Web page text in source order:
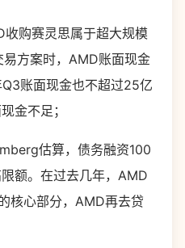
购赛灵思属于超大规模
方案时，AMD账面现金
账面现金也不超过25亿
金不足；
估算，债务融资100
额。在过去几年，AMD
核心部分，AMD再去贷